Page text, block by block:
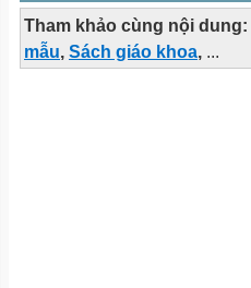
Tham khảo cùng nội dung:
mẫu, Sách giáo khoa, ...